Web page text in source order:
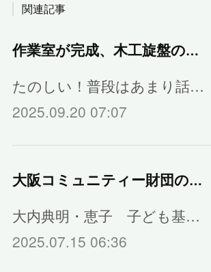
関連記事
作業室が完成、木工旋盤の実習しました。
たのしい！普段はあまり話…
2025.09.20 07:07
大阪コミュニティー財団の助成金を使って
大内典明・恵子 子ども基…
2025.07.15 06:36